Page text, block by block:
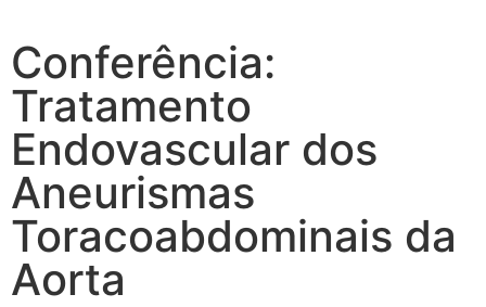
Conferência:
Tratamento
Endovascular dos
Aneurismas
Toracoabdominais da
Aorta